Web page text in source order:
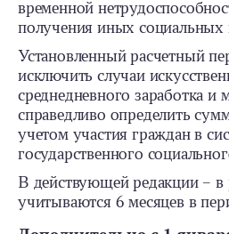
временной
получения иных социальных
Установленный расчетный
исключить случаи
среднедневного заработка и
справедливо определить
учетом участия граждан в
государственного
В действующей редакции – в
учитываются 6 месяцев в